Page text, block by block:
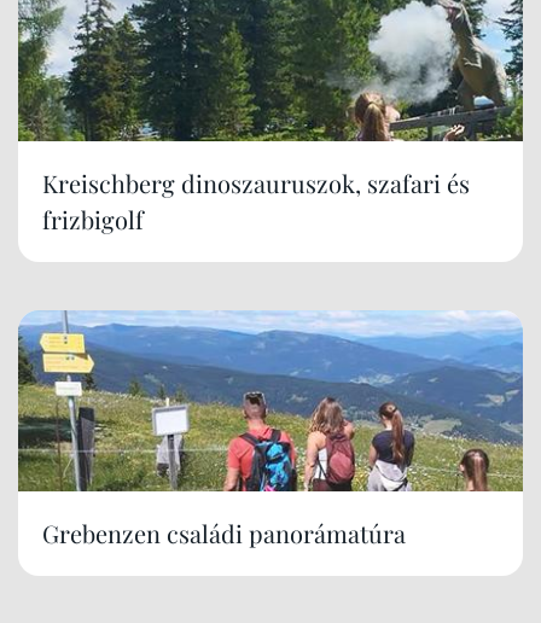
Kreischberg dinoszauruszok, szafari és
frizbigolf
Grebenzen családi panorámatúra